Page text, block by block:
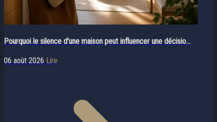
Pourquoi le silence d'une maison peut influencer une décisio...
06 août 2026 Lire